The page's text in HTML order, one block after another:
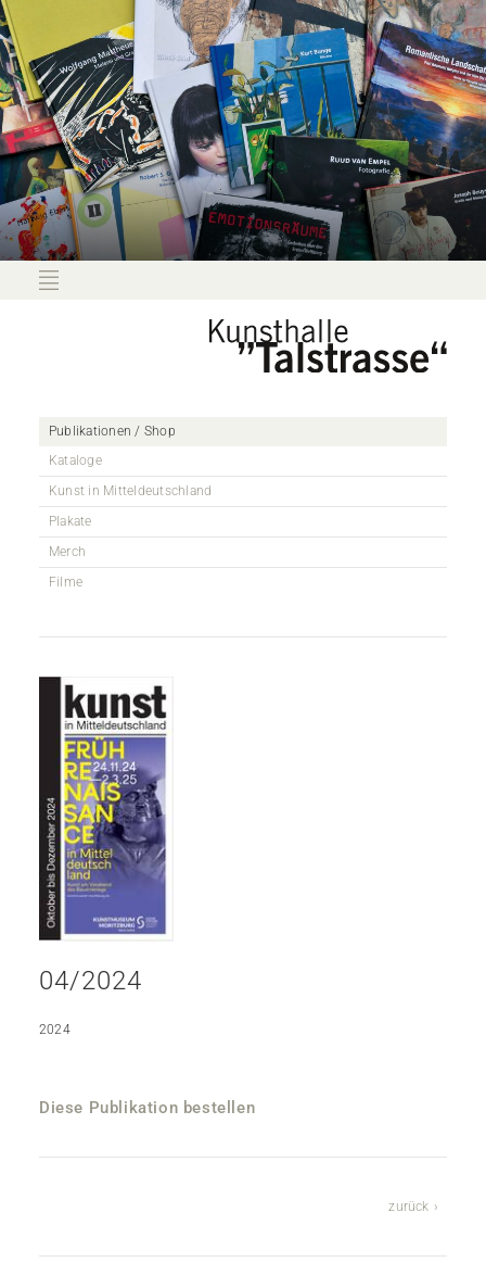
Publikationen / Shop
Kataloge
Kunst in Mitteldeutschland
Plakate
Merch
Filme
04/2024
2024
Diese Publikation bestellen
zurück